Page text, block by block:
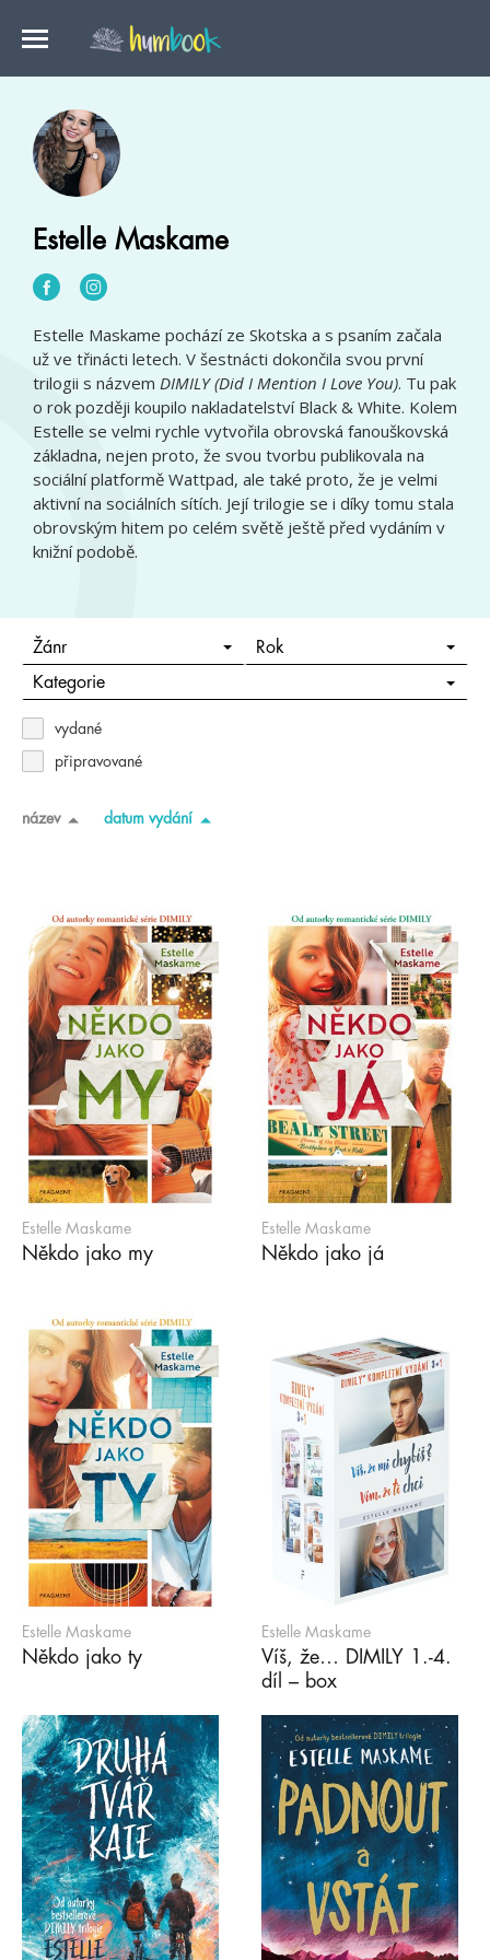
Estelle Maskame
Estelle Maskame pochází ze Skotska a s psaním začala
už ve třinácti letech. V šestnácti dokončila svou první
trilogii s názvem DIMILY (Did I Mention I Love You). Tu pak
o rok později koupilo nakladatelství Black & White. Kolem
Estelle se velmi rychle vytvořila obrovská fanouškovská
základna, nejen proto, že svou tvorbu publikovala na
sociální platformě Wattpad, ale také proto, že je velmi
aktivní na sociálních sítích. Její trilogie se i díky tomu stala
obrovským hitem po celém světě ještě před vydáním v
knižní podobě.
Žánr Rok
Kategorie
vydané
připravované
název datum vydání
Estelle Maskame
Někdo jako my
Estelle Maskame
Někdo jako já
Estelle Maskame
Někdo jako ty
Estelle Maskame
Víš, že… DIMILY 1.-4.
díl – box